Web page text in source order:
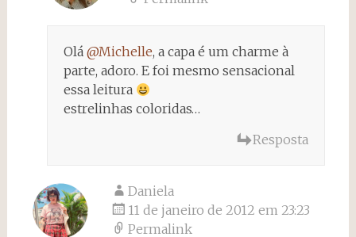
Olá @Michelle, a capa é um charme à
parte, adoro. E foi mesmo sensacional
essa leitura
estrelinhas coloridas…
Resposta
Daniela
11 de janeiro de 2012 em 23:23
Permalink